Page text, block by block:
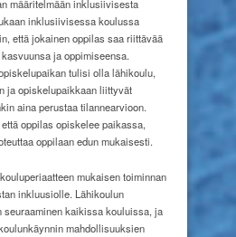
määritelmään inklusiivisesta
inklusiivisessa koulussa
että jokainen oppilas saa riittävää
ja oppimiseensa.
tulisi olla lähikoulu,
ja opiskelupaikkaan liittyvät
aina perustaa tilannearvioon.
oppilas opiskelee paikassa,
oppilaan edun mukaisesti.
mukaisen toiminnan
inkluusiolle. Lähikoulun
seuraaminen kaikissa kouluissa, ja
mahdollisuuksien